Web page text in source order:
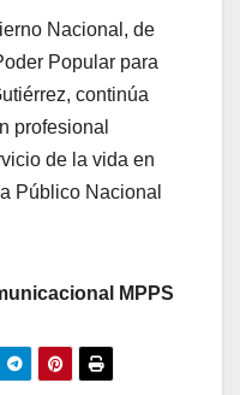
Nacional, de
Popular para
continúa
profesional
de la vida en
Público Nacional
MPPS